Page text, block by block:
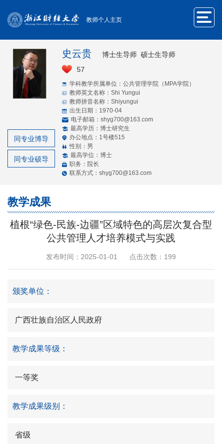
教师个人主页
史云贵
博士生导师 硕士生导师
57
学科教学所属单位：公共管理学院（MPA学院）
教师英文名称：Shi Yungui
教师拼音名称：Shiyungui
出生日期：1970-04
电子邮箱： shyg700@163.com
最高学历：博士研究生
办公地点：1号楼515
性别：男
最高学位：博士
职务：院长
联系方式：shyg700@163.com
同专业博导
同专业硕导
教学成果
植根“绿色-民族-边疆”区域特色的高层次复合型
公共管理人才培养模式与实践
发布时间：2025-01-01 点击次数： 199
颁奖单位：
广西壮族自治区人民政府
教学成果等级：
一等奖
教学成果级别：
省级